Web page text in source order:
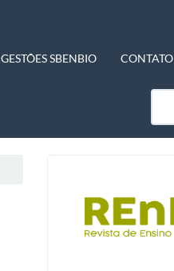
GESTÕES SBENBIO CONTATO